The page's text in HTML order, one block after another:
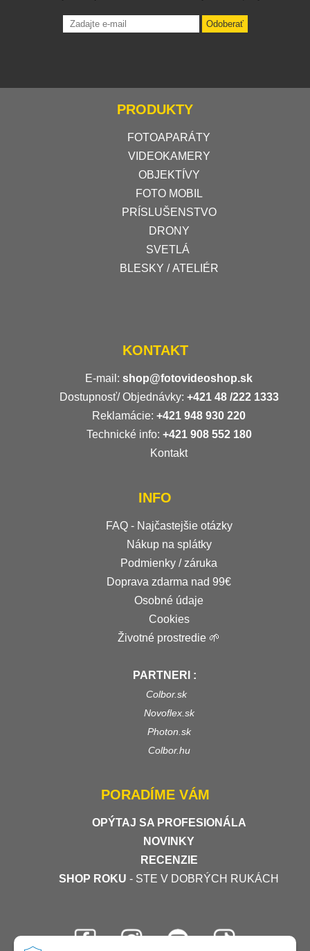
Odoberať
PRODUKTY
FOTOAPARÁTY
VIDEOKAMERY
OBJEKTÍVY
FOTO MOBIL
PRÍSLUŠENSTVO
DRONY
SVETLÁ
BLESKY / ATELIÉR
KONTAKT
E-mail: shop@fotovideoshop.sk
Dostupnosť/ Objednávky: +421 48 /222 1333
Reklamácie: +421 948 930 220
Technické info: +421 908 552 180
Kontakt
INFO
FAQ - Najčastejšie otázky
Nákup na splátky
Podmienky / záruka
Doprava zdarma nad 99€
Osobné údaje
Cookies
Životné prostredie 🌱
PARTNERI :
Colbor.sk
Novoflex.sk
Photon.sk
Colbor.hu
PORADÍME VÁM
OPÝTAJ SA PROFESIONÁLA
NOVINKY
RECENZIE
SHOP ROKU - STE V DOBRÝCH RUKÁCH